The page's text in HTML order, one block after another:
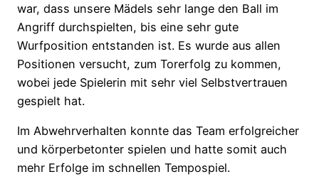
war, dass unsere Mädels sehr lange den Ball im
Angriff durchspielten, bis eine sehr gute
Wurfposition entstanden ist. Es wurde aus allen
Positionen versucht, zum Torerfolg zu kommen,
wobei jede Spielerin mit sehr viel Selbstvertrauen
gespielt hat.
Im Abwehrverhalten konnte das Team erfolgreicher
und körperbetonter spielen und hatte somit auch
mehr Erfolge im schnellen Tempospiel.